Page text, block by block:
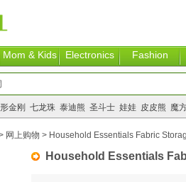
Mom & Kids Electronics Fashion
金刚 七龙珠 泰迪熊 圣斗士 娃娃 皮皮熊 魔
Household Essentials
网上购物 > Household Essentials Fabric